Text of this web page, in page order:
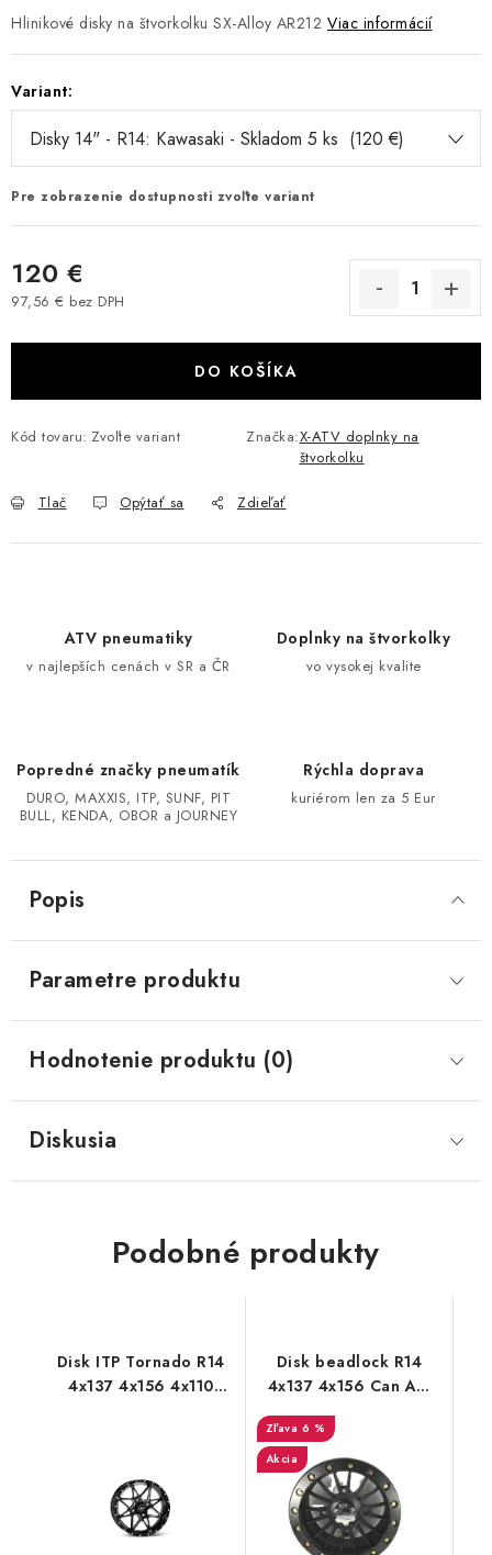
VÝPREDAJ
YAMAHA GRIZZLY 550/660/700
CAN AM RENEGADE 570/650/800/1000
CF MOTO X450/X520/X550/X625
POLARIS SPORTSMAN RZR 1000
TGB BLADE 600/1000 LT LTX
Podmienky ochrany osobných údajov
Všeobecné obchodné podmienky
Reklamačný poriadok - formulár
Hlinikové disky na štvorkolku SX-Alloy AR212 Viac informácií
Variant:
Pre zobrazenie dostupnosti zvoľte variant
120 €
97,56 € bez DPH
DO KOŠÍKA
Kód tovaru: Zvoľte variant Značka:X-ATV doplnky na
štvorkolku
Tlač Opýtať sa Zdieľať
ATV pneumatiky
v najlepších cenách v SR a ČR
Doplnky na štvorkolky
vo vysokej kvalite
Popredné značky pneumatík
DURO, MAXXIS, ITP, SUNF, PIT
BULL, KENDA, OBOR a JOURNEY
Rýchla doprava
kuriérom len za 5 Eur
Popis
Parametre produktu
Hodnotenie produktu (0)
Diskusia
Podobné produkty
Disk ITP Tornado R14
4x137 4x156 4x110
Disk beadlock R14
4x137 4x156 Can Am
Polaris XTP
6 %
Akcia